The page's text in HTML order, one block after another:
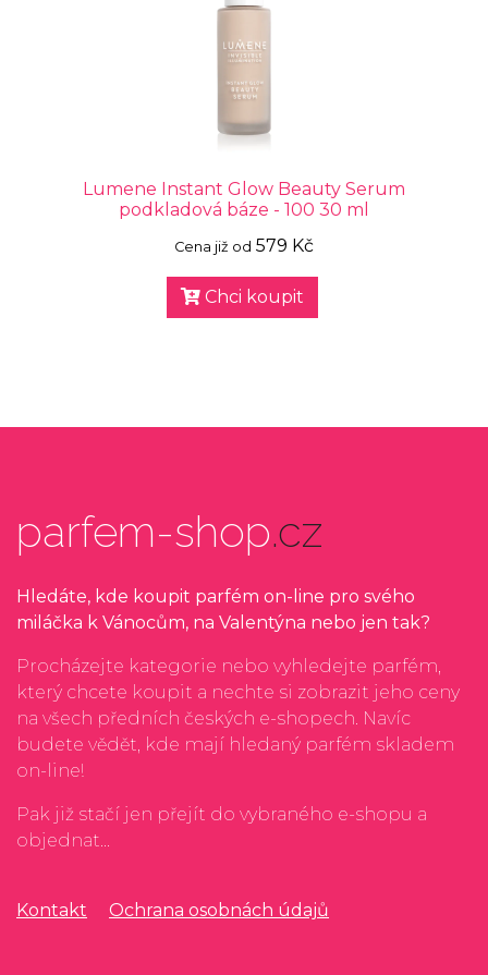
Lumene Instant Glow Beauty Serum
podkladová báze - 100 30 ml
Cena již od 579 Kč
Chci koupit
parfem-shop.cz
Hledáte, kde koupit parfém on-line pro svého
miláčka k Vánocům, na Valentýna nebo jen tak?
Procházejte kategorie nebo vyhledejte parfém,
který chcete koupit a nechte si zobrazit jeho ceny
na všech předních českých e-shopech. Navíc
budete vědět, kde mají hledaný parfém skladem
on-line!
Pak již stačí jen přejít do vybraného e-shopu a
objednat...
Kontakt Ochrana osobnách údajů